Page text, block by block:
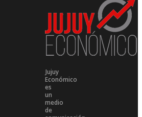
Jujuy
Económico
es
un
medio
de